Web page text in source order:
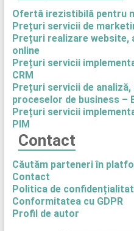
Ofertă irezistibilă pentru
Prețuri servicii de
Prețuri realizare website,
online
Prețuri servicii
CRM
Prețuri servicii de
proceselor de business –
Prețuri servicii
PIM
Contact
Căutăm parteneri în
Contact
Politica de
Conformitatea cu GDPR
Profil de autor